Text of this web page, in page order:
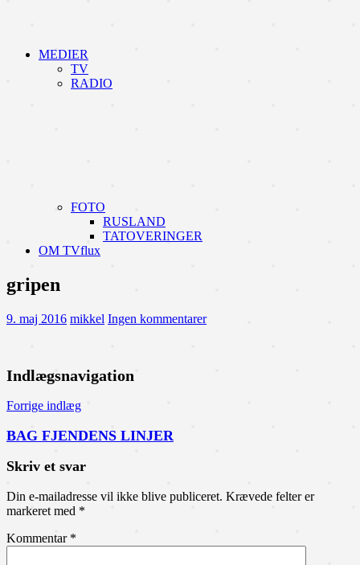
MEDIER
TV
RADIO
FOTO
RUSLAND
TATOVERINGER
OM TVflux
gripen
9. maj 2016 mikkel Ingen kommentarer
Indlægsnavigation
Forrige indlæg
BAG FJENDENS LINJER
Skriv et svar
Din e-mailadresse vil ikke blive publiceret. Krævede felter er
markeret med *
Kommentar *